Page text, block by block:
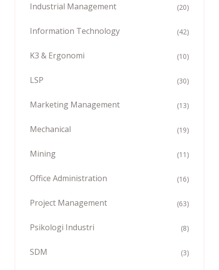
Industrial Management (20)
Information Technology (42)
K3 & Ergonomi (10)
LSP (30)
Marketing Management (13)
Mechanical (19)
Mining (11)
Office Administration (16)
Project Management (63)
Psikologi Industri (8)
SDM (3)